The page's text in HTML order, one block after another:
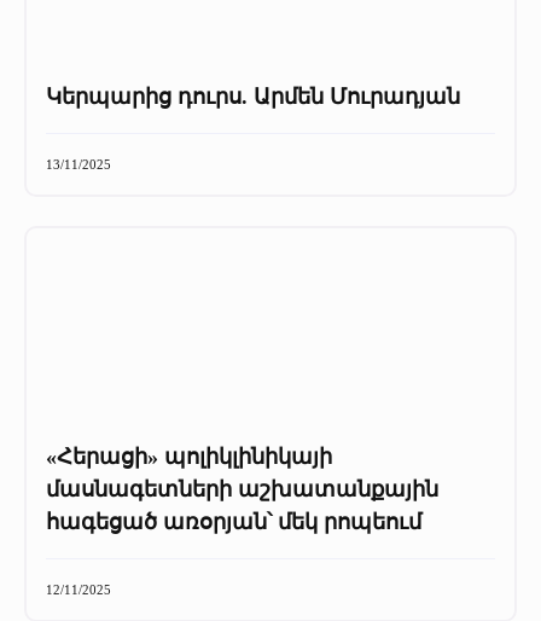
Կերպարից դուրս. Արմեն Մուրադյան
13/11/2025
«Հերացի» պոլիկլինիկայի
մասնագետների աշխատանքային
հագեցած առօրյան՝ մեկ րոպեում
12/11/2025